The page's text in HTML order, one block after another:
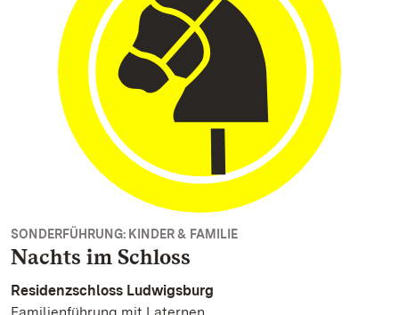
SONDERFÜHRUNG: KINDER & FAMILIE
Nachts im Schloss
Residenzschloss Ludwigsburg